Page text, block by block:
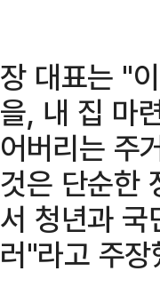
장 대표는 "
을, 내 집 마
어버리는 주
것은 단순한
서 청년과
러"라고 주장